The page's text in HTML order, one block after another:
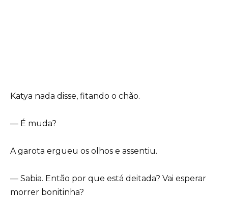
Katya nada disse, fitando o chão.
— É muda?
A garota ergueu os olhos e assentiu.
— Sabia. Então por que está deitada? Vai esperar
morrer bonitinha?